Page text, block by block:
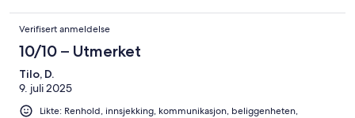
Verifisert anmeldelse
10/10 – Utmerket
Tilo, D.
9. juli 2025
Likte: Renhold, innsjekking, kommunikasjon, beliggenheten,